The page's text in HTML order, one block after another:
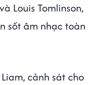
Louis Tomlinson,
sốt âm nhạc toàn
cảnh sát cho